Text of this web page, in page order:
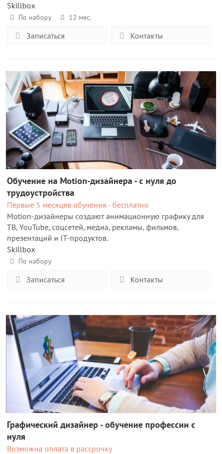
Skillbox
По набору 12 мес.
Записаться Контакты
Обучение на Motion-дизайнер‌а - с нуля до
трудоустройства
Первые 5 месяцев обучения - бесплатно
Motion-дизайнеры создают анимационную графику для
ТВ, YouTube, соцсетей, медиа, рекламы, фильмов,
презентаций и IT-продуктов.
Skillbox
По набору
Записаться Контакты
Графический дизайнер - обучение профессии с
нуля
Возможна оплата в рассрочку